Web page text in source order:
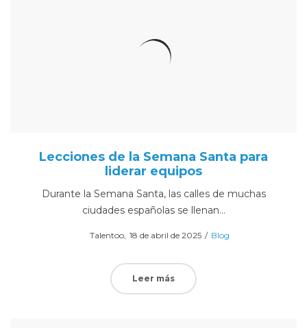
Lecciones de la Semana Santa para
liderar equipos
Durante la Semana Santa, las calles de muchas
ciudades españolas se llenan…
PorTalentoo Posted
18 de abril de 2025
Posted
Blog
Leer más